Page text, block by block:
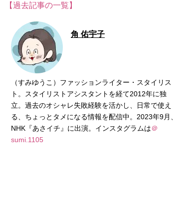
【過去記事の一覧】
角 佑宇子
（すみゆうこ）ファッションライター・スタイリス
ト。スタイリストアシスタントを経て2012年に独
立。過去のオシャレ失敗経験を活かし、日常で使え
る、ちょっとタメになる情報を配信中。2023年9月、
NHK『あさイチ』に出演。インスタグラムは＠
sumi.1105